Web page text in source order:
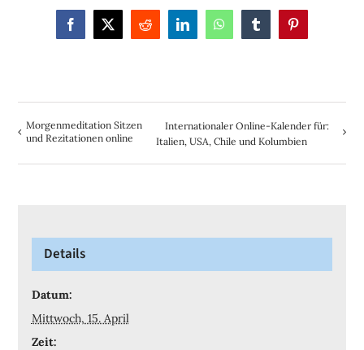
Facebook
X Reddit LinkedInWhatsAppTumblrPinterest
Morgenmeditation Sitzen
und Rezitationen online
Internationaler Online-Kalender für:
Italien, USA, Chile und Kolumbien
Details
Datum:
Mittwoch, 15. April
Zeit: